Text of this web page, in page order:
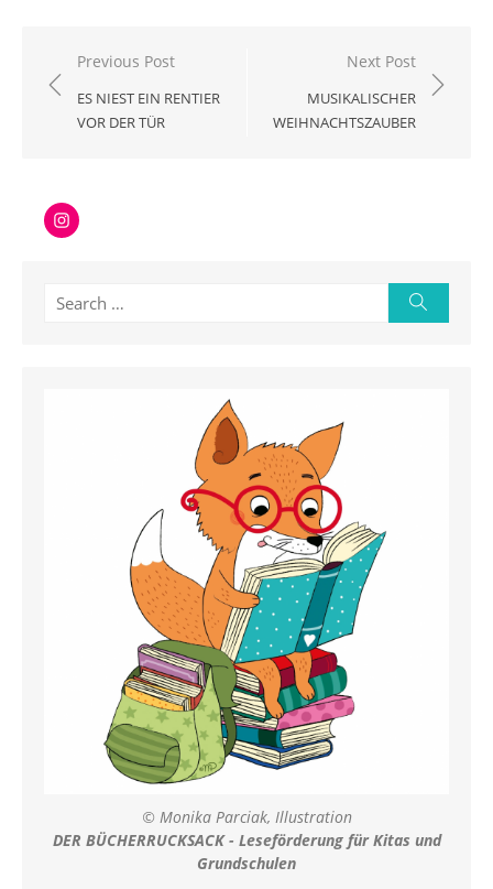
Beitragsnavigation
Previous Post
ES NIEST EIN RENTIER
VOR DER TÜR
Next Post
MUSIKALISCHER
WEIHNACHTSZAUBER
Instagram
Search
© Monika Parciak, Illustration
DER BÜCHERRUCKSACK - Leseförderung für Kitas und
Grundschulen